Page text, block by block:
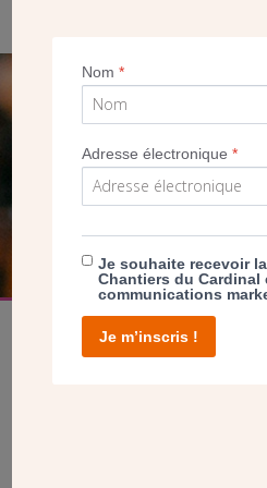
SEUL VOTRE DON
NOUS PERMET D’AGIR
Nom*
Adresse électronique*
Je souhaite recevoir
Chantiers du Cardinal
communications
Je m’inscris !